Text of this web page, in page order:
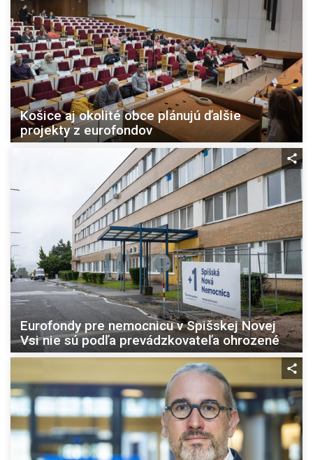
Košice aj okolité obce plánujú ďalšie
projekty z eurofondov
Eurofondy pre nemocnicu v Spišskej Novej
Vsi nie sú podľa prevádzkovateľa ohrozené